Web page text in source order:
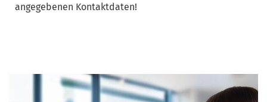
angegebenen Kontaktdaten!